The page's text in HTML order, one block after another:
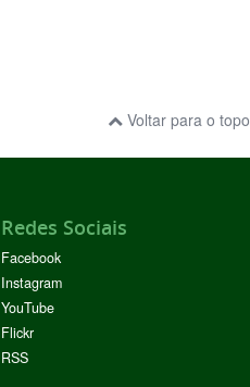
Voltar para o topo
Redes Sociais
Facebook
Instagram
YouTube
Flickr
RSS